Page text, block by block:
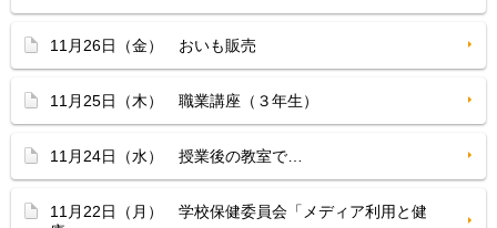
11月26日（金） おいも販売
11月25日（木） 職業講座（３年生）
11月24日（水） 授業後の教室で…
11月22日（月） 学校保健委員会「メディア利用と健